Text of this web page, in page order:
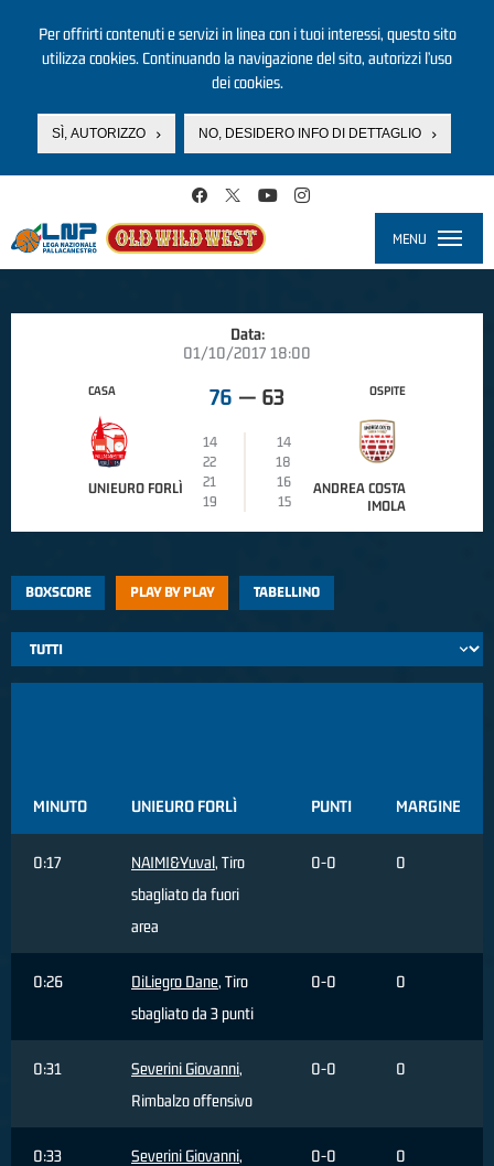
Per offrirti contenuti e servizi in linea con i tuoi interessi, questo sito
utilizza cookies. Continuando la navigazione del sito, autorizzi l’uso
dei cookies.
SÌ, AUTORIZZO NO, DESIDERO INFO DI DETTAGLIO
MENU
Data:
01/10/2017 18:00
CASA
UNIEURO FORLÌ
76 — 63
14
14
22
18
21
16
19
15
OSPITE
ANDREA COSTA
IMOLA
BOXSCORE PLAY BY PLAY TABELLINO
MINUTO UNIEURO FORLÌ PUNTI MARGINE
0:17 NAIMI&Yuval, Tiro
sbagliato da fuori
area
0-0 0
0:26 DiLiegro Dane, Tiro
sbagliato da 3 punti
0-0 0
0:31 Severini Giovanni,
Rimbalzo offensivo
0-0 0
0:33 Severini Giovanni,
0-0 0